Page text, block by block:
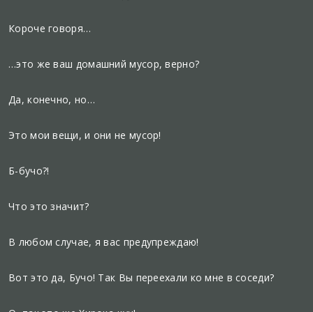
Короче говоря…
…это же ваш домашний мусор, верно?
Да, конечно, но…
Это мои вещи, и они не мусор!
Б-бучо?!
Что это значит?
В любом случае, я вас предупреждаю!
Вот это да, Бучо! Так Вы переехали ко мне в соседи?